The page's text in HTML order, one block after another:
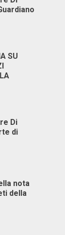
SU
Di
di
nota
della